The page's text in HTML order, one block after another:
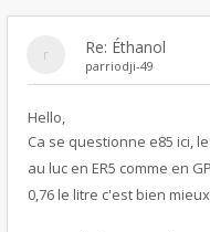
Re: Éthanol
parriodji-49
Hello,
Ca se questionne e85 ici,
au luc en ER5 comme en
0,76 le litre c'est bien mieux